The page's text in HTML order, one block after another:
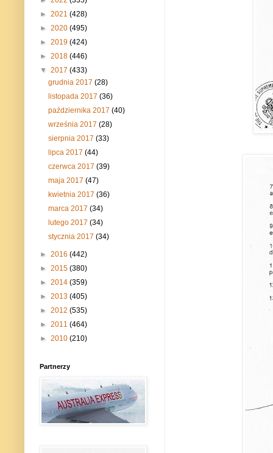
► 2021 (428)
► 2020 (495)
► 2019 (424)
► 2018 (446)
▼ 2017 (433)
grudnia 2017(28)
listopada 2017(36)
października 2017(40)
września 2017(28)
sierpnia 2017(33)
lipca 2017(44)
czerwca 2017(39)
maja 2017(47)
kwietnia 2017(36)
marca 2017(34)
lutego 2017(34)
stycznia 2017(34)
► 2016 (442)
► 2015 (380)
► 2014 (359)
► 2013 (405)
► 2012 (535)
► 2011 (464)
► 2010 (210)
Partnerzy